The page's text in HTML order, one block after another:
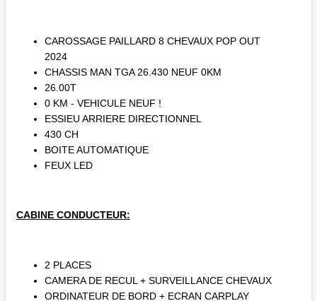
CAROSSAGE PAILLARD 8 CHEVAUX POP OUT
2024
CHASSIS MAN TGA 26.430 NEUF 0KM
26.00T
0 KM - VEHICULE NEUF !
ESSIEU ARRIERE DIRECTIONNEL
430 CH
BOITE AUTOMATIQUE
FEUX LED
CABINE CONDUCTEUR:
2 PLACES
CAMERA DE RECUL + SURVEILLANCE CHEVAUX
ORDINATEUR DE BORD + ECRAN CARPLAY